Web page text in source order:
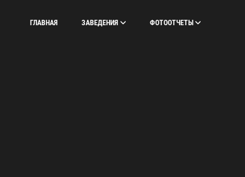
ГЛАВНАЯ ЗАВЕДЕНИЯ ФОТООТЧЕТЫ